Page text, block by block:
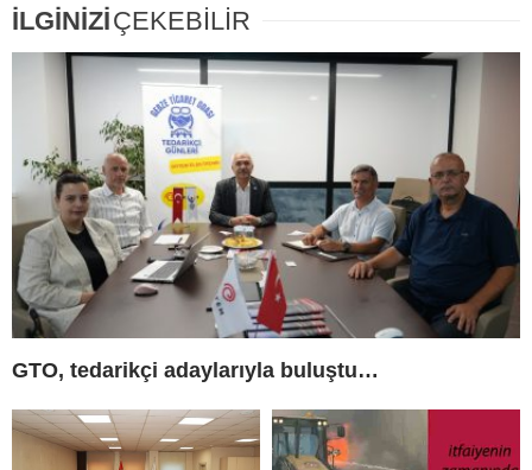
İLGİNİZİÇEKEBİLİR
GTO, tedarikçi adaylarıyla buluştu…